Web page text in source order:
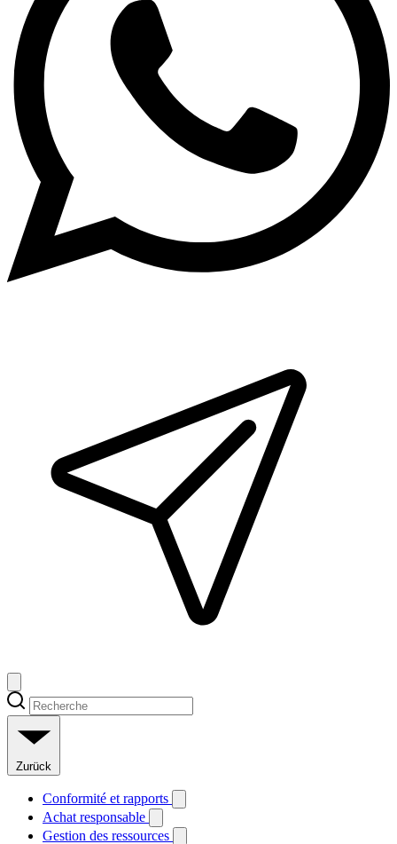
Zurück
Conformité et rapports
Achat responsable
Gestion des ressources